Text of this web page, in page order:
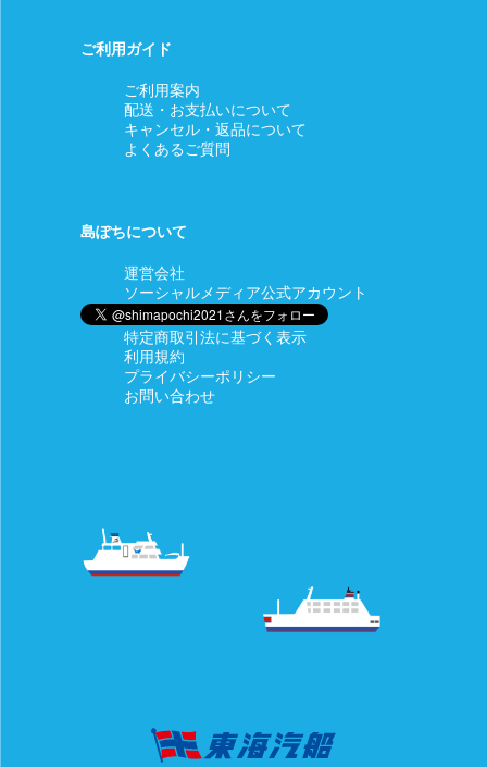
ご利用ガイド
ご利用案内
配送・お支払いについて
キャンセル・返品について
よくあるご質問
島ぽちについて
運営会社
ソーシャルメディア公式アカウント
特定商取引法に基づく表示
利用規約
プライバシーポリシー
お問い合わせ